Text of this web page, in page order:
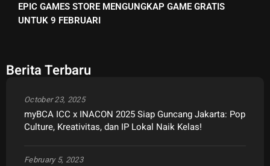
EPIC GAMES STORE MENGUNGKAP GAME GRATIS
UNTUK 9 FEBRUARI
Berita Terbaru
myBCA ICC x INACON 2025 Siap Guncang Jakarta: Pop
Culture, Kreativitas, dan IP Lokal Naik Kelas!
October 23, 2025
February 5, 2023